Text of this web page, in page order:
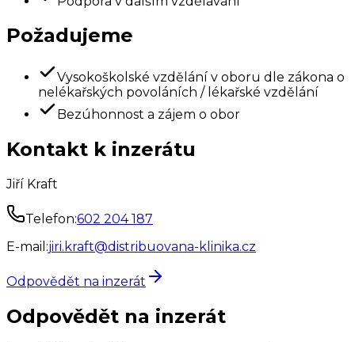
Požadujeme
Vysokoškolské vzdělání v oboru dle zákona o
nelékařských povoláních / lékařské vzdělání
Bezúhonnost a zájem o obor
Kontakt k inzerátu
Jiří Kraft
Telefon:602 204 187
E-mail:jiri.kraft@distribuovana-klinika.cz
Odpovědět na inzerát
Odpovědět na inzerát